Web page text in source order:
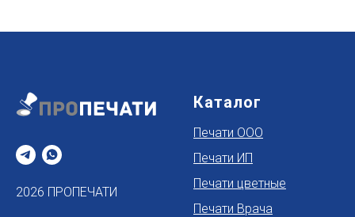
2026 ПРОПЕЧАТИ
Каталог
Печати ООО
Печати ИП
Печати цветные
Печати Врача